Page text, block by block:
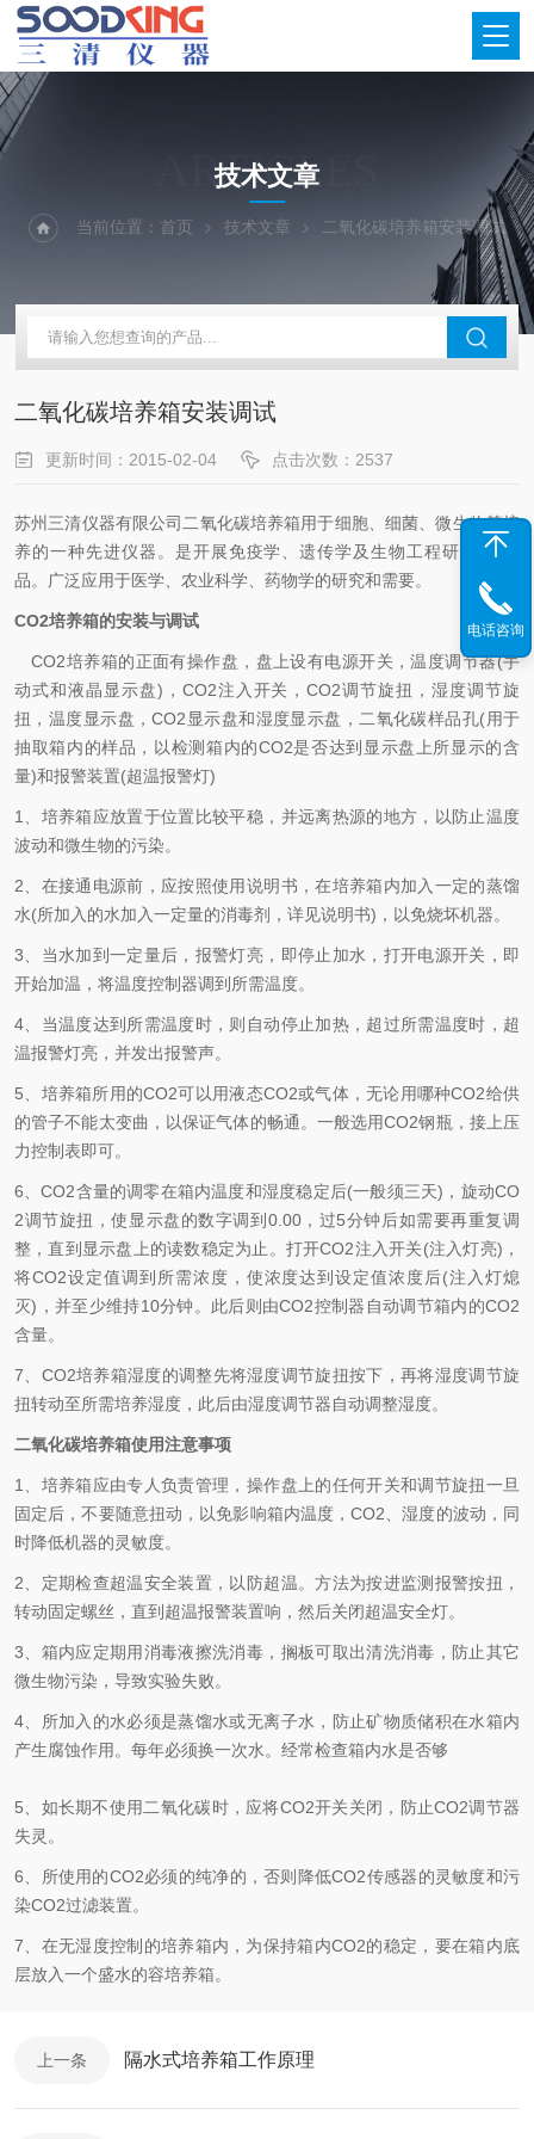
ARTICLES
技术文章
当前位置： 首页 技术文章 二氧化碳培养箱安装调试
二氧化碳培养箱安装调试
更新时间：2015-02-04 点击次数：2537
苏州三清仪器有限公司二氧化碳培养箱用于细胞、细菌、微生物等培
养的一种先进仪器。是开展免疫学、遗传学及生物工程研究的*产
品。广泛应用于医学、农业科学、药物学的研究和需要。
CO2培养箱的安装与调试
CO2培养箱的正面有操作盘，盘上设有电源开关，温度调节器(手
动式和液晶显示盘)，CO2注入开关，CO2调节旋扭，湿度调节旋
扭，温度显示盘，CO2显示盘和湿度显示盘，二氧化碳样品孔(用于
抽取箱内的样品，以检测箱内的CO2是否达到显示盘上所显示的含
量)和报警装置(超温报警灯)
1、培养箱应放置于位置比较平稳，并远离热源的地方，以防止温度
波动和微生物的污染。
2、在接通电源前，应按照使用说明书，在培养箱内加入一定的蒸馏
水(所加入的水加入一定量的消毒剂，详见说明书)，以免烧坏机器。
3、当水加到一定量后，报警灯亮，即停止加水，打开电源开关，即
开始加温，将温度控制器调到所需温度。
4、当温度达到所需温度时，则自动停止加热，超过所需温度时，超
温报警灯亮，并发出报警声。
5、培养箱所用的CO2可以用液态CO2或气体，无论用哪种CO2给供
的管子不能太变曲，以保证气体的畅通。一般选用CO2钢瓶，接上压
力控制表即可。
6、CO2含量的调零在箱内温度和湿度稳定后(一般须三天)，旋动CO
2调节旋扭，使显示盘的数字调到 0.00，过5分钟后如需要再重复调
整，直到显示盘上的读数稳定为止。打开CO2注入开关(注入灯亮)，
将CO2设定值调到所需浓度，使浓度达到设定值浓度后(注入灯熄
灭)，并至少维持10分钟。此后则由CO2控制器自动调节箱内的CO2
含量。
7、CO2培养箱湿度的调整先将湿度调节旋扭按下，再将湿度调节旋
扭转动至所需培养湿度，此后由湿度调节器自动调整湿度。
二氧化碳培养箱使用注意事项
1、培养箱应由专人负责管理，操作盘上的任何开关和调节旋扭一旦
固定后，不要随意扭动，以免影响箱内温度，CO2、湿度的波动，同
时降低机器的灵敏度。
2、定期检查超温安全装置，以防超温。方法为按进监测报警按扭，
转动固定螺丝，直到超温报警装置响，然后关闭超温安全灯。
3、箱内应定期用消毒液擦洗消毒，搁板可取出清洗消毒，防止其它
微生物污染，导致实验失败。
4、所加入的水必须是蒸馏水或无离子水，防止矿物质储积在水箱内
产生腐蚀作用。每年必须换一次水。经常检查箱内水是否够
5、如长期不使用二氧化碳时，应将CO2开关关闭，防止CO2调节器
失灵。
6、所使用的CO2必须的纯净的，否则降低CO2传感器的灵敏度和污
染CO2过滤装置。
7、在无湿度控制的培养箱内，为保持箱内CO2的稳定，要在箱内底
层放入一个盛水的容培养箱。
上一条 隔水式培养箱工作原理
电话咨询